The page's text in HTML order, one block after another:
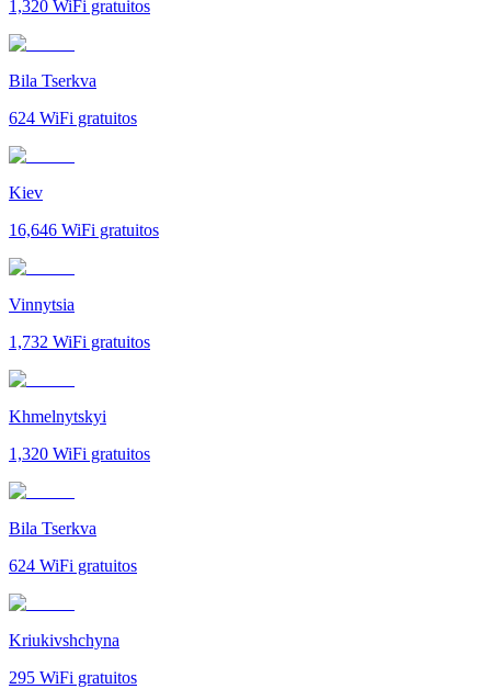
1,320 WiFi gratuitos
Bila Tserkva
624 WiFi gratuitos
Kiev
16,646 WiFi gratuitos
Vinnytsia
1,732 WiFi gratuitos
Khmelnytskyi
1,320 WiFi gratuitos
Bila Tserkva
624 WiFi gratuitos
Kriukivshchyna
295 WiFi gratuitos